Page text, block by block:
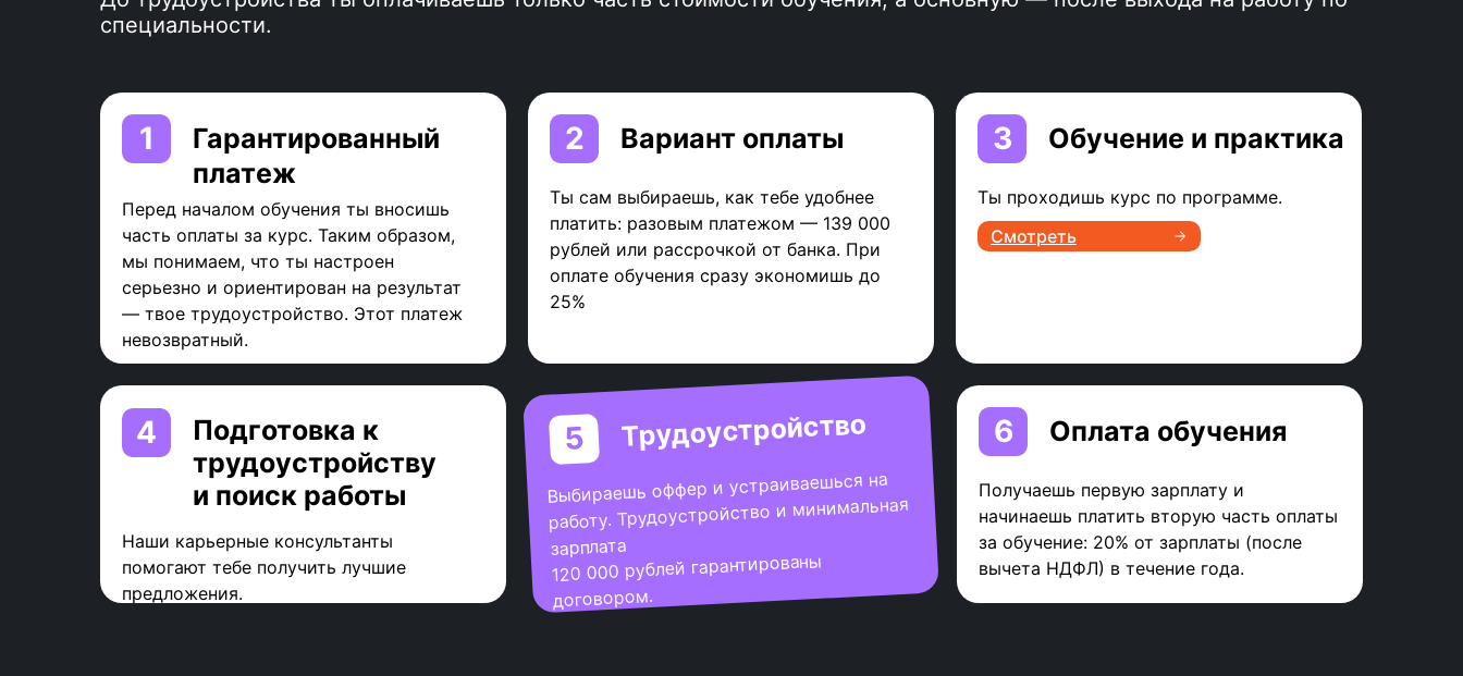
специальности.
Ты сам выбираешь, как тебе удобнее
платить: разовым платежом — 139 000
рублей или рассрочкой от банка. При
оплате обучения сразу экономишь до
25%
Перед началом обучения ты вносишь
часть оплаты за курс. Таким образом,
мы понимаем, что ты настроен
серьезно и ориентирован на результат
— твое трудоустройство. Этот платеж
невозвратный.
Вариант оплаты
2
Гарантированный
платеж
Наши карьерные консультанты
помогают тебе получить лучшие
предложения.
1
Подготовка к
трудоустройству
и поиск работы
4
Получаешь первую зарплату и
начинаешь платить вторую часть оплаты
за обучение: 20% от зарплаты (после
вычета НДФЛ) в течение года.
Оплата обучения
6
Ты проходишь курс по программе.
Обучение и практика
5
Выбираешь оффер и устраиваешься на
работу. Трудоустройство и минимальная
зарплата
120 000 рублей гарантированы
договором.
Трудоустройство
3
Смотреть